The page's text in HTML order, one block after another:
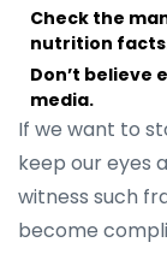
Check the
nutrition
Don’t believe
media.
If we want to
keep our eyes
witness such
become